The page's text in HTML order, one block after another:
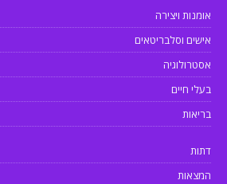
אומנות ויצירה
אישים וסלבריטאים
אסטרולוגיה
בעלי חיים
בריאות
דתות
המצאות